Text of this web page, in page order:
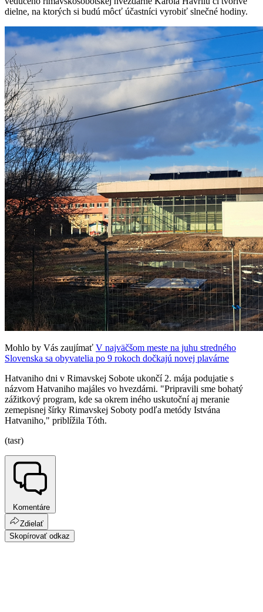
dielne, na ktorých si budú môcť účastníci vyrobiť slnečné hodiny.
Mohlo by Vás zaujímať V najväčšom meste na juhu stredného
Slovenska sa obyvatelia po 9 rokoch dočkajú novej plavárne
Hatvaniho dni v Rimavskej Sobote ukončí 2. mája podujatie s
názvom Hatvaniho majáles vo hvezdárni. "Pripravili sme bohatý
zážitkový program, kde sa okrem iného uskutoční aj meranie
zemepisnej šírky Rimavskej Soboty podľa metódy Istvána
Hatvaniho," priblížila Tóth.
(tasr)
Komentáre
Zdielať
Skopírovať odkaz